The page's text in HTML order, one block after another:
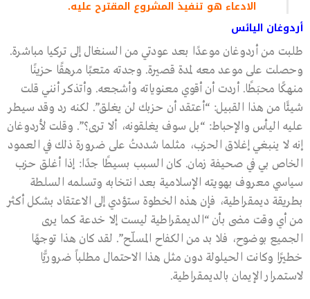
الادعاء هو تنفيذ المشروع المقترح عليه.
أردوغان اليائس
طلبت من أردوغان موعدًا بعد عودتي من السنغال إلى تركيا مباشرة.
وحصلت على موعد معه لمدة قصيرة. وجدته متعبًا مرهقًا حزينًا
منهكًا محبَطًا. أردت أن أقوي معنوياته وأشجعه. وأتذكر أنني قلت
شيئًا من هذا القبيل: “أعتقد أن حزبك لن يغلق”. لكنه رد وقد سيطر
عليه اليأس والإحباط: “بل سوف يغلقونه، ألا ترى؟”. وقلت لأردوغان
إنه لا ينبغي إغلاق الحزب، مثلما شددتُ على ضرورة ذلك في العمود
الخاص بي في صحيفة زمان. كان السبب بسيطًا جدًا: إذا أغلق حزب
سياسي معروف بهويته الإسلامية بعد انتخابه وتسلمه السلطة
بطريقة ديمقراطية، فإن هذه الخطوة ستؤدي إلى الاعتقاد بشكل أكثر
من أي وقت مضى بأن “الديمقراطية ليست إلا خدعة كما يرى
الجميع بوضوح، فلا بد من الكفاح المسلّح”. لقد كان هذا توجهًا
خطيرًا وكانت الحيلولة دون مثل هذا الاحتمال مطلباً ضروريًّا
لاستمرار الإيمان بالديمقراطية.